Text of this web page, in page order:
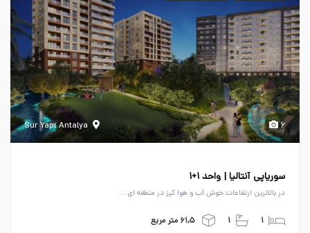
Sur Yapı Antalya ۶
سوریاپی آنتالیا | واحد ۱+۱
در بالاترین ارتفاعات خوش آب و هوا کپز در منطقه ای ...
۱ ۱